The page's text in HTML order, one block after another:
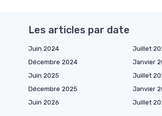
Les articles par date
Juin 2024 Juillet
Décembre 2024
Janvier
Juin 2025
Juillet
Décembre 2025
Janvier
Juin 2026
Juillet